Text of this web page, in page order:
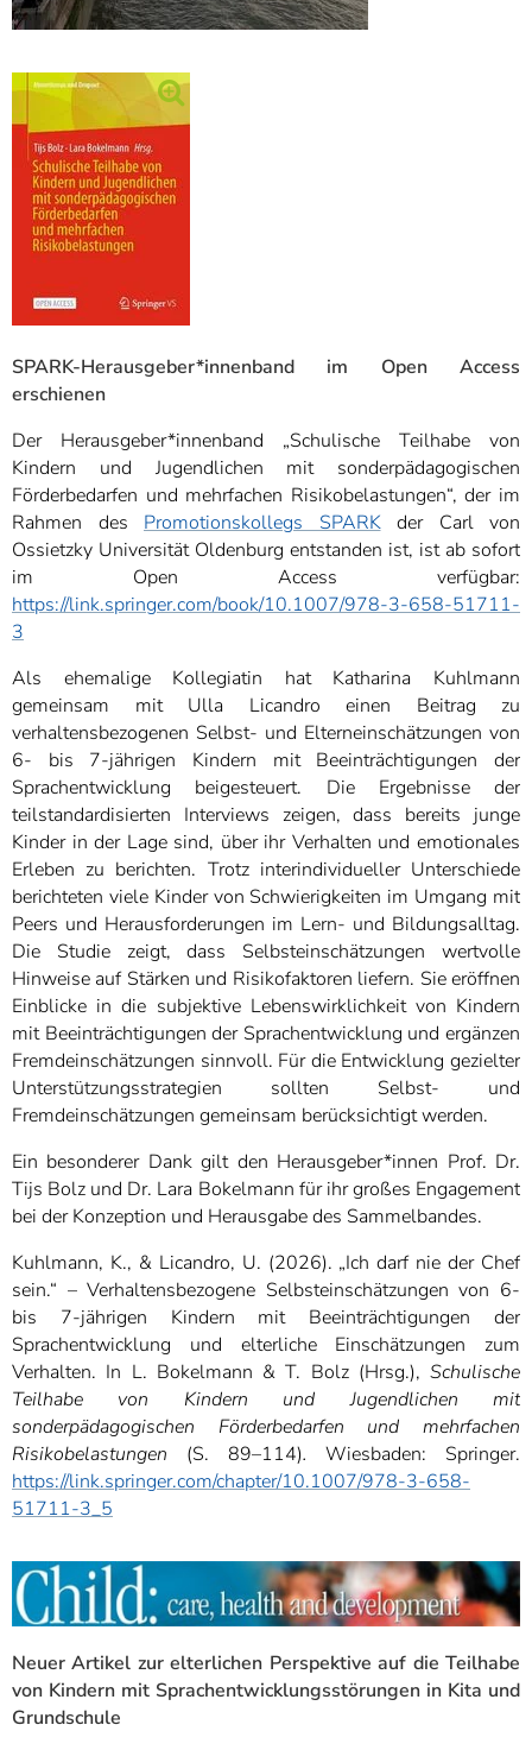
SPARK-Herausgeber*innenband im Open Access
erschienen
Der Herausgeber*innenband „Schulische Teilhabe von
Kindern und Jugendlichen mit sonderpädagogischen
Förderbedarfen und mehrfachen Risikobelastungen“, der im
Rahmen des Promotionskollegs SPARKder Carl von
Ossietzky Universität Oldenburg entstanden ist, ist ab sofort
im Open Access verfügbar:
https://link.springer.com/book/10.1007/978-3-658-51711-
3
Als ehemalige Kollegiatin hat Katharina Kuhlmann
gemeinsam mit Ulla Licandro einen Beitrag zu
verhaltensbezogenen Selbst- und Elterneinschätzungen von
6- bis 7-jährigen Kindern mit Beeinträchtigungen der
Sprachentwicklung beigesteuert. Die Ergebnisse der
teilstandardisierten Interviews zeigen, dass bereits junge
Kinder in der Lage sind, über ihr Verhalten und emotionales
Erleben zu berichten. Trotz interindividueller Unterschiede
berichteten viele Kinder von Schwierigkeiten im Umgang mit
Peers und Herausforderungen im Lern- und Bildungsalltag.
Die Studie zeigt, dass Selbsteinschätzungen wertvolle
Hinweise auf Stärken und Risikofaktoren liefern. Sie eröffnen
Einblicke in die subjektive Lebenswirklichkeit von Kindern
mit Beeinträchtigungen der Sprachentwicklung und ergänzen
Fremdeinschätzungen sinnvoll. Für die Entwicklung gezielter
Unterstützungsstrategien sollten Selbst- und
Fremdeinschätzungen gemeinsam berücksichtigt werden.
Ein besonderer Dank gilt den Herausgeber*innen Prof. Dr.
Tijs Bolz und Dr. Lara Bokelmann für ihr großes Engagement
bei der Konzeption und Herausgabe des Sammelbandes.
Kuhlmann, K., & Licandro, U. (2026). „Ich darf nie der Chef
sein.“ – Verhaltensbezogene Selbsteinschätzungen von 6-
bis 7-jährigen Kindern mit Beeinträchtigungen der
Sprachentwicklung und elterliche Einschätzungen zum
Verhalten. In L. Bokelmann & T. Bolz (Hrsg.), Schulische
Teilhabe von Kindern und Jugendlichen mit
sonderpädagogischen Förderbedarfen und mehrfachen
Risikobelastungen (S. 89–114).Wiesbaden: Springer.
https://link.springer.com/chapter/10.1007/978-3-658-
51711-3_5
Neuer Artikel zur elterlichen Perspektive auf die Teilhabe
von Kindern mit Sprachentwicklungsstörungen in Kita und
Grundschule